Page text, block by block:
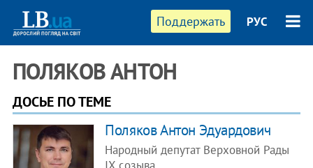
Поддержать РУС
ПОЛЯКОВ АНТОН
ДОСЬЕ ПО ТЕМЕ
​Поляков Антон Эдуардович
Народный депутат Верховной Рады